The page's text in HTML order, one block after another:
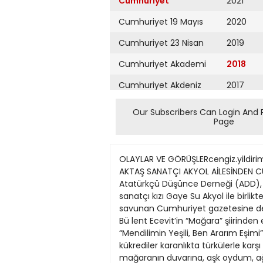
Cumhuriyet 19 Mayıs
Cumhuriyet 23 Nisan
Cumhuriyet Akademi
Cumhuriyet Akdeniz
Cumhuriyet Alışveriş
Cumhuriyet Ankara
Cumhuriyet Büyük
Taaruz
Cumhuriyet
Cumartesi
Cumhuriyet Çevre
2020
2019
2018
2017
2016
2015
2013
2012
2011
2010
2009
Our Subscribers Can Login And
Page
OLAYLAR VE GÖRÜŞLERcengiz.yildirim@cumhuriyet.com.tr eposta: gorus@cumhuriyet.com.tr Cuma 7 Aralık 2018 2 TASARIM: BAHADIR AKTAŞ SANATÇI AKYOL AİLESİNDEN CUMHURİYET İMECE’SİNE DESTEK Gazetemiz için bir süre önce Cumhuriyet Okurları (CUMOK), Atatürkçü Düşünce Derneği (ADD), kadın kuruluşları ve sivil toplum örgütlerince başlatılan İMECE kampanyasına ressam Muzaffer Akyol, sanatçı kızı Gaye Su Akyol ile birlikte katıldı. Baba kız, adını Atatürk’ün verdiği, Cumhuriyet rejiminin ilkelerini, kurulduğu günden bu yana savunan Cumhuriyet gazetesine destek vermenin bir görev olduğunu belirttiler. Sanatçı Muzaffer Akyol, İMECE’ye; eski başbakanlardan Bü lent Ecevit’in “Mağara” şiirinden esinlenerek, ‘Direnen Cumhuriyet’ adlı bir kadın tablosuyla destek verirken, Gaye Su Akyol da “Mendilimin Yeşili, Ben Ararım Eşimi” adlı çalışmasıyla katıldı. Ecevit’in Mağara şiiri şöyle: “Mağaranın duvarına, hayvanları taştan oydum, kükrediler karanlıkta türkülerle karşı koydum / karanlıktı mağara, ışığı taştan oydum, üşüyordum, bir de güneş koydum/ aşk oydum mağaranın duvarına, aşk oydum, ağrıdı taşlar yarıldı mağara” imece’sinde son 8 güne girildi Bu kampanya; CUMOK’un (Cumhuriyet Okurları), Atatürk devrimlerine inanmış Atatürkçü Düşünce Derneği, kadın kuruluşları ve sivil toplum örgütlerinin çağrısıdır. Bu tüm halkımıza, “son kale”nin korunması için önemli, içten ve açık yürekli bir çağrıdır. Bu çağrıya Atatürkçü sivil toplum örgütleri, kuruluşlar destek vereceklerini Cumhuriyet Vakfı’na bildirmişlerdir. Vakıf senedimize göre, CUMOK’ların çağrısıyla başlayan kampanyayla bağış almaya vakfımız yetkilidir. CUMOK ve sivil toplum örgütlerinin isteği doğrultusunda kampanyamız 14 Aralık 2018 Cuma gününe kadar uzatılmıştır. Bağışlarınızı 14 Aralık’a kadar gazetemizden ve internet sitemizden duyurulan hesap numaralarına yatırabilirsiniz. l Cumhuriyet ve Atatürk aydınlanmasının kalesi Cumhuriyet gazetesini yaşatalım. l Cumhuriyet’in kimseye muhtaç olmadan yayınını kesintisiz sürdürmesini sağlamak için destek verin. l Cumhuriyet gazetesi bir direniş mevziidir. Bu harekete bir tuğla da siz koyun. l TL Iban numarası: TR67 0006 4000 0011 3980 0074 52 l USD Iban numarası: TR69 0006 4000 0021 3980 0112 91 l Euro Iban numarası: TR28 0006 4000 0021 3980 0118 35 l Bağışlarınızı IBAN hesapları dışında ayrıca Türkiye İş Bankası Şişli Ticari Şube, Şube Kodu: 1398 Hesap No: 7452 No’lu hesaba da yatırabilirsiniz. l Cumhuriyet Vakfı’nın web sitesi www.cumhuriyetvakfi.org.tr adresi üzerinden de